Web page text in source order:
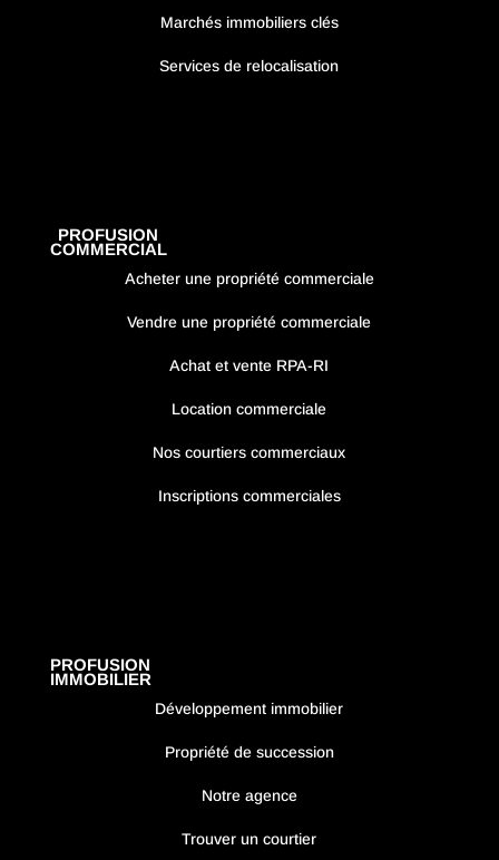
Marchés immobiliers clés
Services de relocalisation
PROFUSION
COMMERCIAL
Acheter une propriété commerciale
Vendre une propriété commerciale
Achat et vente RPA-RI
Location commerciale
Nos courtiers commerciaux
Inscriptions commerciales
PROFUSION
IMMOBILIER
Développement immobilier
Propriété de succession
Notre agence
Trouver un courtier